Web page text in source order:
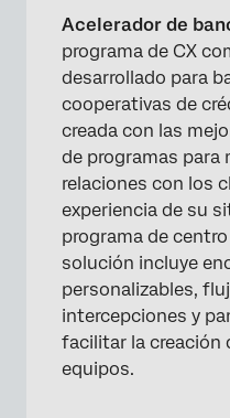
Acelerador de
programa de CX
desarrollado para
cooperativas de
creada con las
de programas para
relaciones con los
experiencia de su
programa de
solución incluye
personalizables,
intercepciones y
facilitar la creación
equipos.